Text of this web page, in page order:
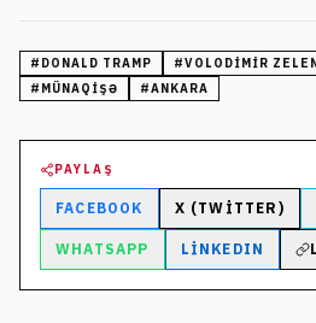
# DONALD TRAMP #VOLODIMIR
# MÜNAQIŞƏ #ANKARA
PAYLAŞ
FACEBOOK X (TWITTER)
WHATSAPP LINKEDIN